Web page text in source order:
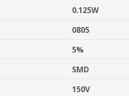
0.125W
0805
5%
SMD
150V